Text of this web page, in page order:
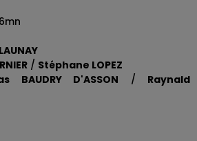
/ Stéphane LOPEZ
BAUDRY D'ASSON / Raynald